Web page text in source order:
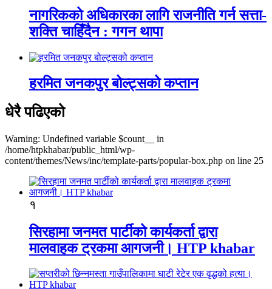
नागरिकको अधिकारका लागि राजनीति गर्न सत्ता-
शक्ति चाहिँदैन : गगन थापा
हरमित जनकपुर बोल्ट्सको कप्तान
धेरै पढिएको
Warning: Undefined variable $count__ in
/home/htpkhabar/public_html/wp-
content/themes/News/inc/template-parts/popular-box.php on line 25
१
सिरहामा जनमत पार्टीको कार्यकर्ता द्वारा
मालवाहक ट्रकमा आगजनी। HTP khabar